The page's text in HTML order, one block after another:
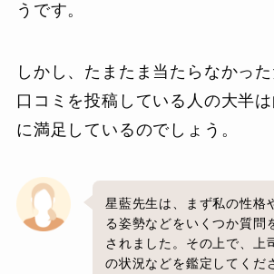
うです。
しかし、たまたま当たらなかっ
口コミを投稿している人の大半
に満足しているのでしょう。
星藍先生は、まず私の性格
る姿勢などをいくつか質問
されました。その上で、上
の状況などを鑑定してくだ